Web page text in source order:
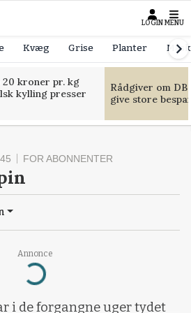
LOGIN MENU
Kvæg Grise Planter
20 kroner pr. kg
kylling presser
Rådgiver om
give store
Annonce
Loading...
FOR ABONNENTER
i de forgangne uger tydet